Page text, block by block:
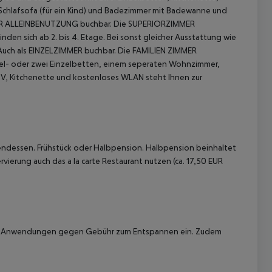
(für ein Kind) und Badezimmer mit Badewanne und
buchbar. Die SUPERIORZIMMER
sich ab 2. bis 4. Etage. Bei sonst gleicher Ausstattung wie
als EINZELZIMMER buchbar. Die FAMILIEN ZIMMER
oder zwei Einzelbetten, einem seperaten Wohnzimmer,
Kitchenette und kostenloses WLAN steht Ihnen zur
Frühstück oder Halbpension. Halbpension beinhaltet
auch das a la carte Restaurant nutzen (ca. 17,50 EUR
gegen Gebühr zum Entspannen ein. Zudem